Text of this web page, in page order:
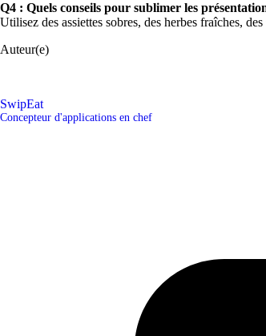
Q4 : Quels conseils pour sublimer les
Utilisez des assiettes sobres, des herbes fraîches,
Auteur(e)
SwipEat
Concepteur d'applications en chef